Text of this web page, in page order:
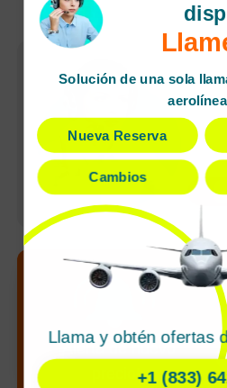
¡Alerta de nuevo
precio!
Solución de una sola
Nueva Reserva
Cambios
Llama y obtén ofertas
+1 (833)